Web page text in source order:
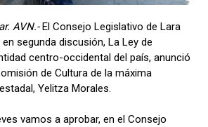
AVN.-El Consejo Legislativo de Lara
segunda discusión, La Ley de
centro-occidental del país, anunció
de Cultura de la máxima
Yelitza Morales.
vamos a aprobar, en el Consejo